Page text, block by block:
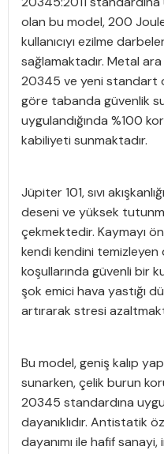
olan bu model, 200 Joule
kullanıcıyı ezilme
sağlamaktadır. Metal
20345 ve yeni standart
göre tabanda güvenlik
uygulandığında %100
kabiliyeti sunmaktadır.
Jüpiter 101, sıvı
deseni ve yüksek
çekmektedir. Kaymayı
kendi kendini temizleyen
koşullarında güvenli bir
şok emici hava yastığı
artırarak stresi
Bu model, geniş kalıp
sunarken, çelik burun
20345 standardına
dayanıklıdır. Antistatik
dayanımı ile hafif